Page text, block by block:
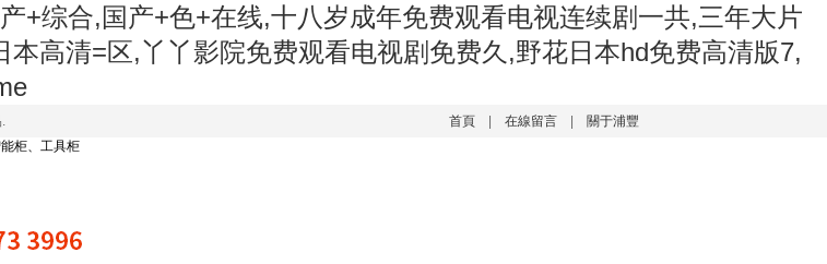
+综合,国产+色+在线,十八岁成年免费观看电视连续剧一共,三年大片
高清=区,丫丫影院免费观看电视剧免费久,野花日本hd免费高清版7,
首頁 在線留言
關于浦豐
柜、工具柜